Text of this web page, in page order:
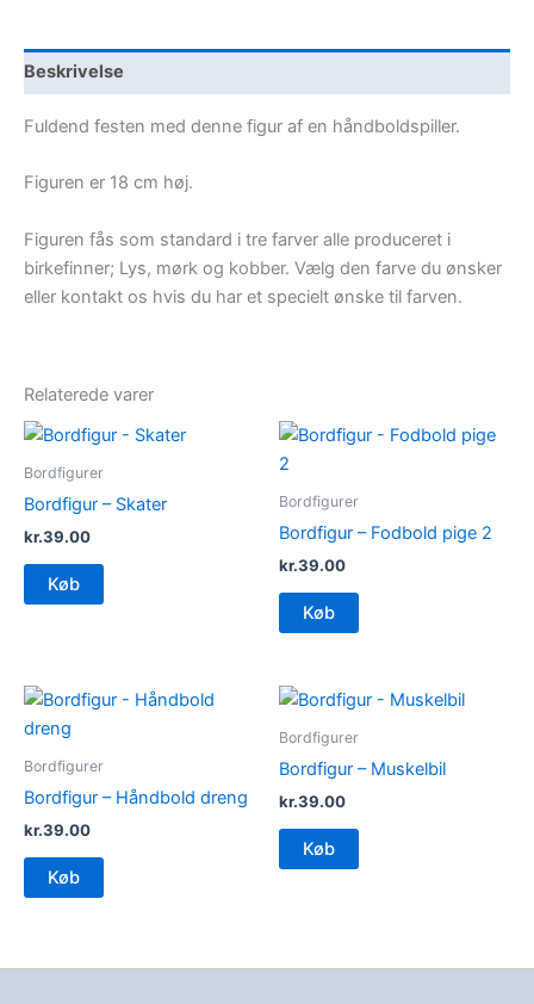
Beskrivelse
Fuldend festen med denne figur af en håndboldspiller.
Figuren er 18 cm høj.
Figuren fås som standard i tre farver alle produceret i
birkefinner; Lys, mørk og kobber. Vælg den farve du ønsker
eller kontakt os hvis du har et specielt ønske til farven.
Relaterede varer
Bordfigurer
Bordfigur – Skater
kr.39.00
Køb
Bordfigurer
Bordfigur – Fodbold pige 2
kr.39.00
Køb
Bordfigurer
Bordfigur – Håndbold dreng
kr.39.00
Køb
Bordfigurer
Bordfigur – Muskelbil
kr.39.00
Køb